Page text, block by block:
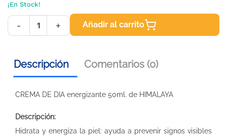
¡En Stock!
- + Añadir al carrito
Descripción Comentarios (0)
CREMA DE DIA energizante 50ml. de HIMALAYA
Descripción:
Hidrata y energiza la piel: ayuda a prevenir signos visibles